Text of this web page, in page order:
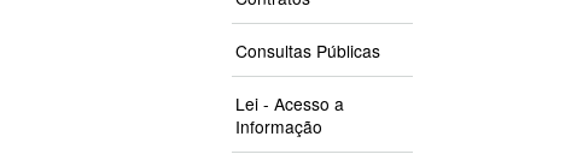
Consultas Públicas
Lei - Acesso a
Informação